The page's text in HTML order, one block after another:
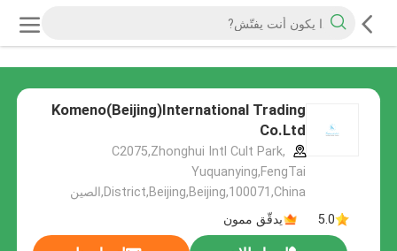
Komeno(Beijing)International Trading
Co.Ltd
C2075,Zhonghui Intl Cult Park,
Yuquanying,FengTai
District,Beijing,Beijing,100071,China,الصين
5.0
يدقّق ممون